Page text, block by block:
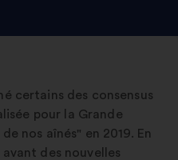
certains des consensus
pour la Grande
nos aînés" en 2019. En
des nouvelles